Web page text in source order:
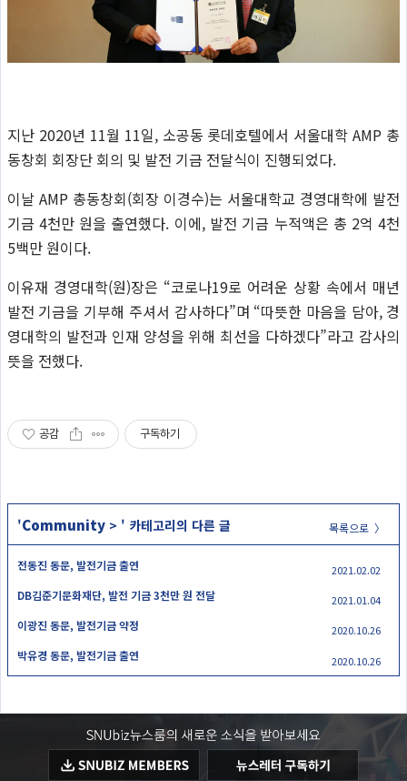
지난 2020년 11월 11일, 소공동 롯데호텔에서 서울대학 AMP 총
동창회 회장단 회의 및 발전 기금 전달식이 진행되었다.
이날 AMP 총동창회(회장 이경수)는 서울대학교 경영대학에 발전
기금 4천만 원을 출연했다. 이에, 발전 기금 누적액은 총 2억 4천
5백만 원이다.
이유재 경영대학(원)장은 “코로나19로 어려운 상황 속에서 매년
발전 기금을 기부해 주셔서 감사하다”며 “따뜻한 마음을 담아, 경
영대학의 발전과 인재 양성을 위해 최선을 다하겠다”라고 감사의
뜻을 전했다.
공감 구독하기
목록으로 〉
'Community> ' 카테고리의 다른 글
전동진 동문, 발전기금 출연 2021.02.02
DB김준기문화재단, 발전 기금 3천만 원 전달 2021.01.04
이광진 동문, 발전기금 약정 2020.10.26
박유경 동문, 발전기금 출연 2020.10.26